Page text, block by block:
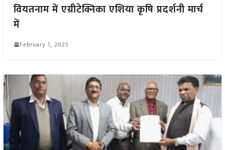
वियतनाम में एग्रीटेक्निका एशिया कृषि प्रदर्शनी मार्च
में
February 1, 2025